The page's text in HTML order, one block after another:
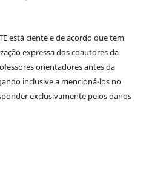
está ciente e de acordo que tem
expressa dos coautores da
orientadores antes da
inclusive a mencioná-los no
exclusivamente pelos danos